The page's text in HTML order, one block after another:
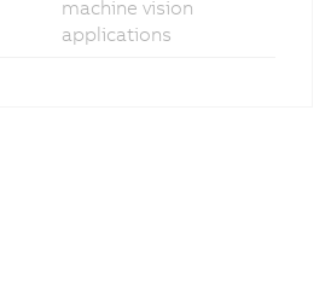
machine vision
applications